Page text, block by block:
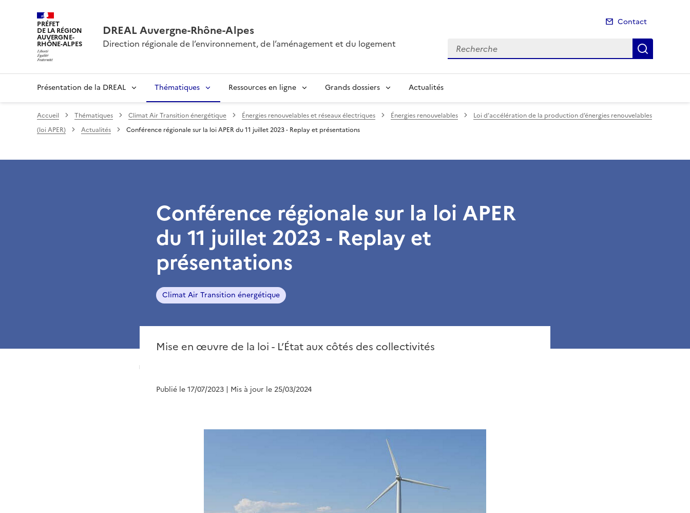
PRÉFET
DE LA RÉGION
AUVERGNE-
RHÔNE-ALPES
DREAL Auvergne-Rhône-Alpes
Direction régionale de l’environnement, de l’aménagement et du logement
Contact
Recherche
Présentation de la DREAL Thématiques Ressources en ligne Grands dossiers Actualités
Accueil Thématiques Climat Air Transition énergétique Énergies renouvelables et réseaux électriques Énergies renouvelables
Loi d’accélération de la production d’énergies renouvelables
(loi APER)
Actualités Conférence régionale sur la loi APER du 11 juillet 2023 - Replay et présentations
Conférence régionale sur la loi APER
du 11 juillet 2023 - Replay et
présentations
Climat Air Transition énergétique
Mise en œuvre de la loi - L’État aux côtés des collectivités
Publié le 17/07/2023 | Mis à jour le 25/03/2024